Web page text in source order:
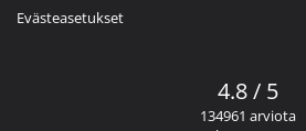
Evästeasetukset
4.8 / 5
134961 arviota